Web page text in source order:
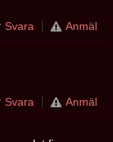
Svara Anmäl
Svara Anmäl